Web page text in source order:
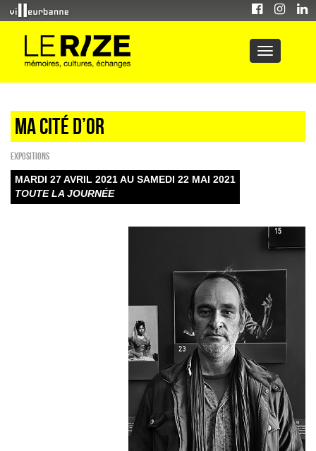
Ma cité d’or
EXPOSITIONS
MARDI 27 AVRIL 2021 AU SAMEDI 22 MAI 2021
TOUTE LA JOURNÉE